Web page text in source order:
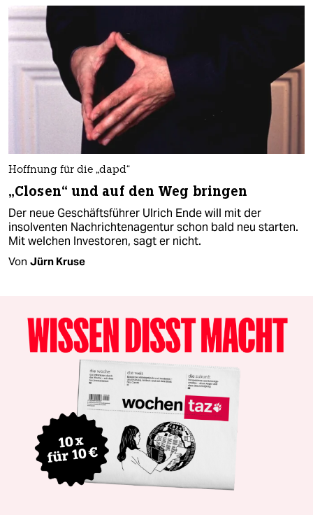
Hoffnung für die „dapd“
„Closen“ und auf den Weg bringen
Der neue Geschäftsführer Ulrich Ende will mit der
insolventen Nachrichtenagentur schon bald neu starten.
Mit welchen Investoren, sagt er nicht.
Von Jürn Kruse